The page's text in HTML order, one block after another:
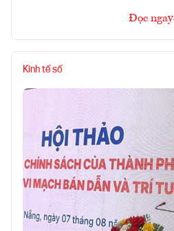
Đọc ngay
Kinh tế số